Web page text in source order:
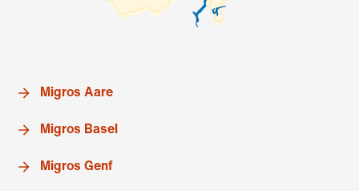
Migros Aare
Migros Basel
Migros Genf